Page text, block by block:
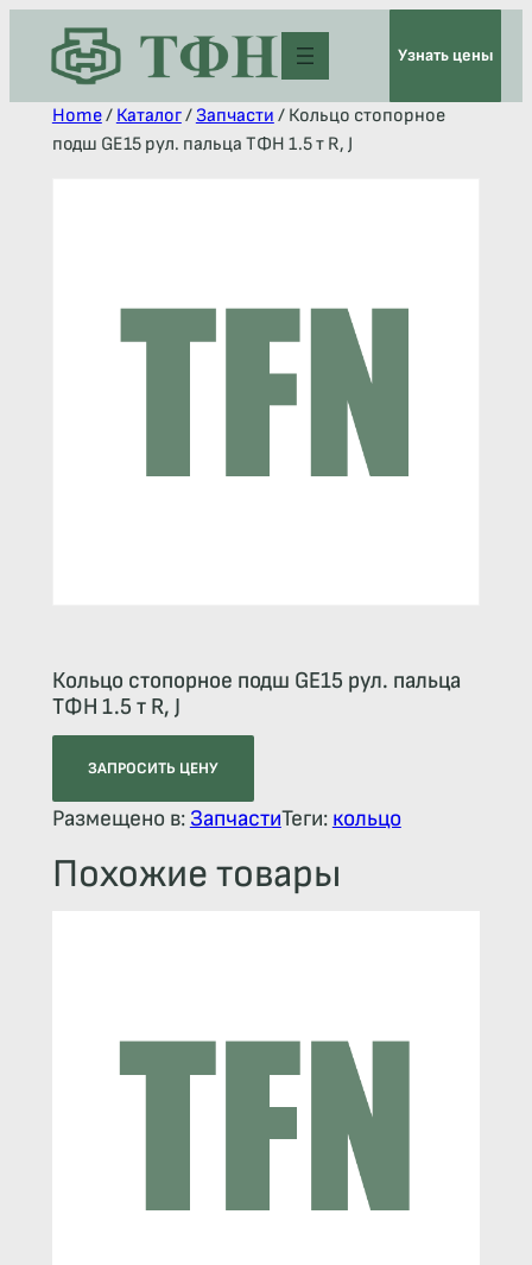
Узнать цены
Home/ Каталог/ Запчасти / Кольцо стопорное
подш GE15 рул. пальца ТФН 1.5 т R, J
Кольцо стопорное подш GE15 рул. пальца
ТФН 1.5 т R, J
ЗАПРОСИТЬ ЦЕНУ
Размещено в: ЗапчастиТеги: кольцо
Похожие товары